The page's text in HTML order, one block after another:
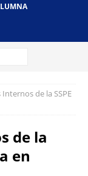
de la SSPE
de la
en